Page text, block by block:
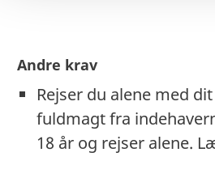
Andre krav
Rejser du alene med
fuldmagt fra
18 år og rejser alene.